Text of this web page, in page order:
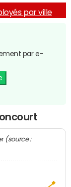
par ville
par e-
(source :